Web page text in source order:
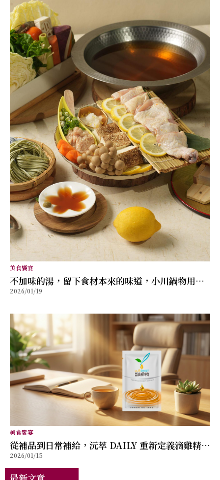
美食饗宴
不加味的湯，留下食材本來的味道，小川鍋物用每
天的選擇，守住台灣在地食材的去向
2026/01/19
美食饗宴
從補品到日常補給，沅萃 DAILY 重新定義滴雞精的
生活角色
2026/01/15
最新文章